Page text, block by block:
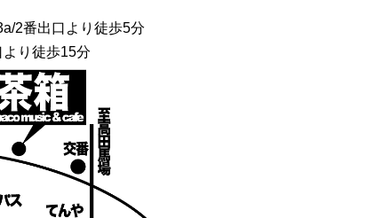
2番出口より徒歩5分
より徒歩15分